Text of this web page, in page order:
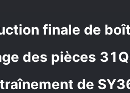
finale de
des pièces
de